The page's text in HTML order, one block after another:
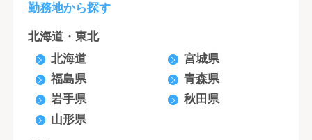
勤務地から探す
北海道・東北
北海道
宮城県
福島県
青森県
岩手県
秋田県
山形県